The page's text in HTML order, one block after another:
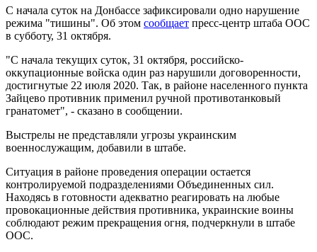
С начала суток на Донбассе зафиксировали одно нарушение
режима "тишины". Об этом сообщает пресс-центр штаба ООС
в субботу, 31 октября.
"С начала текущих суток, 31 октября, российско-
оккупационные войска один раз нарушили договоренности,
достигнутые 22 июля 2020. Так, в районе населенного пункта
Зайцево противник применил ручной противотанковый
гранатомет", - сказано в сообщении.
Выстрелы не представляли угрозы украинским
военнослужащим, добавили в штабе.
Ситуация в районе проведения операции остается
контролируемой подразделениями Объединенных сил.
Находясь в готовности адекватно реагировать на любые
провокационные действия противника, украинские воины
соблюдают режим прекращения огня, подчеркнули в штабе
ООС.